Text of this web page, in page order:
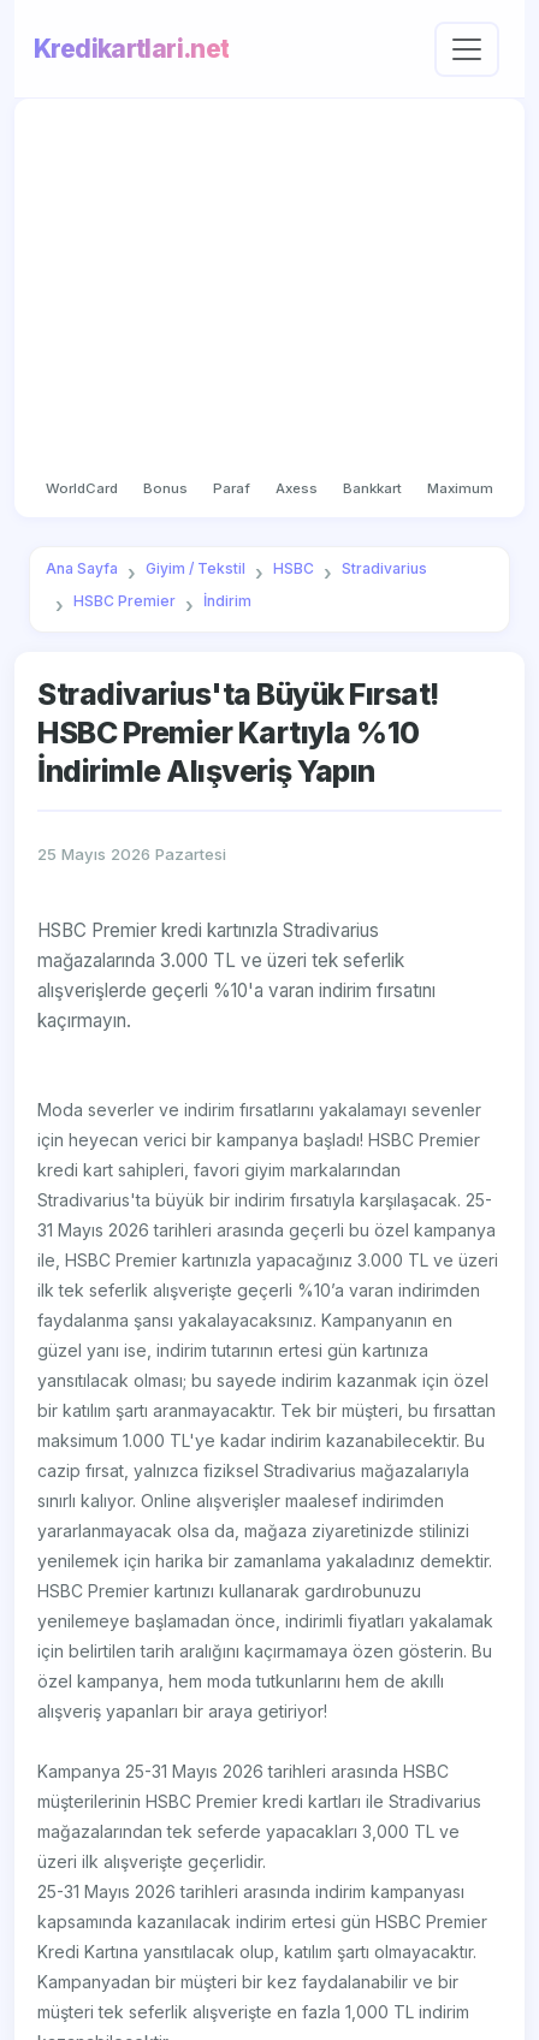
Kredikartlari.net
WorldCard Bonus Paraf Axess Bankkart Maximum
Ana Sayfa Giyim / Tekstil HSBC
Stradivarius
HSBC Premier
İndirim
Stradivarius'ta Büyük Fırsat!
HSBC Premier Kartıyla %10
İndirimle Alışveriş Yapın
25 Mayıs 2026 Pazartesi
HSBC Premier kredi kartınızla Stradivarius
mağazalarında 3.000 TL ve üzeri tek seferlik
alışverişlerde geçerli %10'a varan indirim fırsatını
kaçırmayın.
Moda severler ve indirim fırsatlarını yakalamayı sevenler
için heyecan verici bir kampanya başladı! HSBC Premier
kredi kart sahipleri, favori giyim markalarından
Stradivarius'ta büyük bir indirim fırsatıyla karşılaşacak. 25-
31 Mayıs 2026 tarihleri arasında geçerli bu özel kampanya
ile, HSBC Premier kartınızla yapacağınız 3.000 TL ve üzeri
ilk tek seferlik alışverişte geçerli %10’a varan indirimden
faydalanma şansı yakalayacaksınız. Kampanyanın en
güzel yanı ise, indirim tutarının ertesi gün kartınıza
yansıtılacak olması; bu sayede indirim kazanmak için özel
bir katılım şartı aranmayacaktır. Tek bir müşteri, bu fırsattan
maksimum 1.000 TL'ye kadar indirim kazanabilecektir. Bu
cazip fırsat, yalnızca fiziksel Stradivarius mağazalarıyla
sınırlı kalıyor. Online alışverişler maalesef indirimden
yararlanmayacak olsa da, mağaza ziyaretinizde stilinizi
yenilemek için harika bir zamanlama yakaladınız demektir.
HSBC Premier kartınızı kullanarak gardırobunuzu
yenilemeye başlamadan önce, indirimli fiyatları yakalamak
için belirtilen tarih aralığını kaçırmamaya özen gösterin. Bu
özel kampanya, hem moda tutkunlarını hem de akıllı
alışveriş yapanları bir araya getiriyor!
Kampanya 25-31 Mayıs 2026 tarihleri arasında HSBC
müşterilerinin HSBC Premier kredi kartları ile Stradivarius
mağazalarından tek seferde yapacakları 3,000 TL ve
üzeri ilk alışverişte geçerlidir.
25-31 Mayıs 2026 tarihleri arasında indirim kampanyası
kapsamında kazanılacak indirim ertesi gün HSBC Premier
Kredi Kartına yansıtılacak olup, katılım şartı olmayacaktır.
Kampanyadan bir müşteri bir kez faydalanabilir ve bir
müşteri tek seferlik alışverişte en fazla 1,000 TL indirim